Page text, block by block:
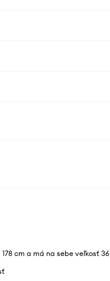
cm a má na sebe veľkosť 36